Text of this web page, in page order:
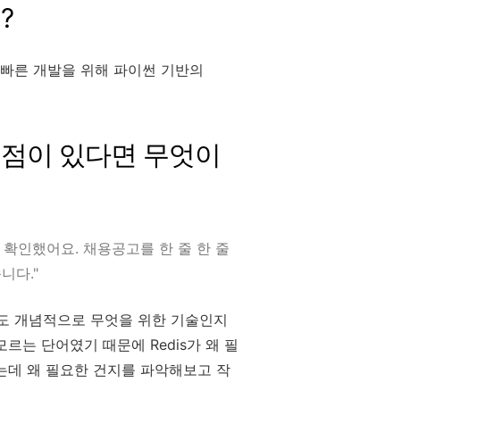
른 개발을 위해 파이썬 기반의
이 있다면 무엇이
인했어요. 채용공고를 한 줄 한 줄
다."
개념적으로 무엇을 위한 기술인지
는 단어였기 때문에 Redis가 왜 필
데 왜 필요한 건지를 파악해보고 작